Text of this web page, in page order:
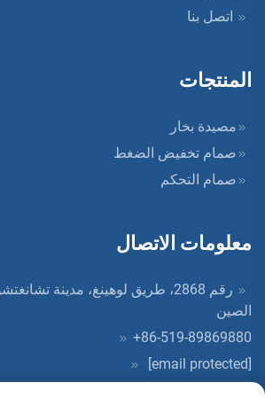
اتصل بنا
المنتجات
مصيدة بخار
صمام تخفيض الضغط
صمام التحكم
معلومات الاتصال
رقم 2868، طريق لوهينغ، مدينة
الصين
+86-519-89869880
[email protected]